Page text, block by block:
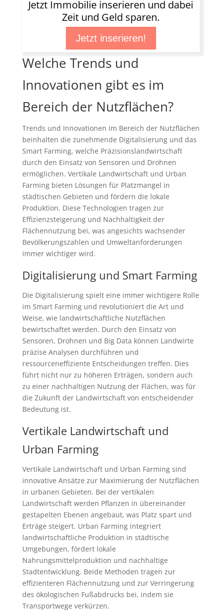
Jetzt Immobilie inserieren und dabei
Zeit und Geld sparen.
Jetzt inserieren!
Welche Trends und
Innovationen gibt es im
Bereich der Nutzflächen?
Trends und Innovationen im Bereich der Nutzflächen
beinhalten die zunehmende Digitalisierung und das
Smart Farming, welche Präzisionslandwirtschaft
durch den Einsatz von Sensoren und Drohnen
ermöglichen. Vertikale Landwirtschaft und Urban
Farming bieten Lösungen für Platzmangel in
städtischen Gebieten und fördern die lokale
Produktion. Diese Technologien tragen zur
Effizienzsteigerung und Nachhaltigkeit der
Flächennutzung bei, was angesichts wachsender
Bevölkerungszahlen und Umweltanforderungen
immer wichtiger wird.
Digitalisierung und Smart Farming
Die Digitalisierung spielt eine immer wichtigere Rolle
im Smart Farming und revolutioniert die Art und
Weise, wie landwirtschaftliche Nutzflächen
bewirtschaftet werden. Durch den Einsatz von
Sensoren, Drohnen und Big Data können Landwirte
präzise Analysen durchführen und
ressourceneffiziente Entscheidungen treffen. Dies
führt nicht nur zu höheren Erträgen, sondern auch
zu einer nachhaltigen Nutzung der Flächen, was für
die Zukunft der Landwirtschaft von entscheidender
Bedeutung ist.
Vertikale Landwirtschaft und
Urban Farming
Vertikale Landwirtschaft und Urban Farming sind
innovative Ansätze zur Maximierung der Nutzflächen
in urbanen Gebieten. Bei der vertikalen
Landwirtschaft werden Pflanzen in übereinander
gestapelten Ebenen angebaut, was Platz spart und
Erträge steigert. Urban Farming integriert
landwirtschaftliche Produktion in städtische
Umgebungen, fördert lokale
Nahrungsmittelproduktion und nachhaltige
Stadtentwicklung. Beide Methoden tragen zur
effizienteren Flächennutzung und zur Verringerung
des ökologischen Fußabdrucks bei, indem sie
Transportwege verkürzen.